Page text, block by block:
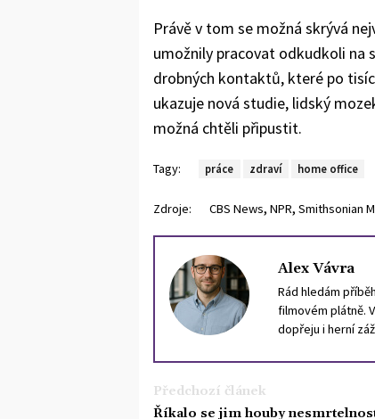
Právě v tom se možná skrývá
umožnily pracovat odkudkoli na
drobných kontaktů, které po
ukazuje nová studie, lidský
možná chtěli připustit.
Tagy: práce zdraví home office
Zdroje: CBS News, NPR, Smithsonian
Alex Vávra
Rád hledám
filmovém plátně.
dopřeju i herní
Předchozí článek
Říkalo se jim houby